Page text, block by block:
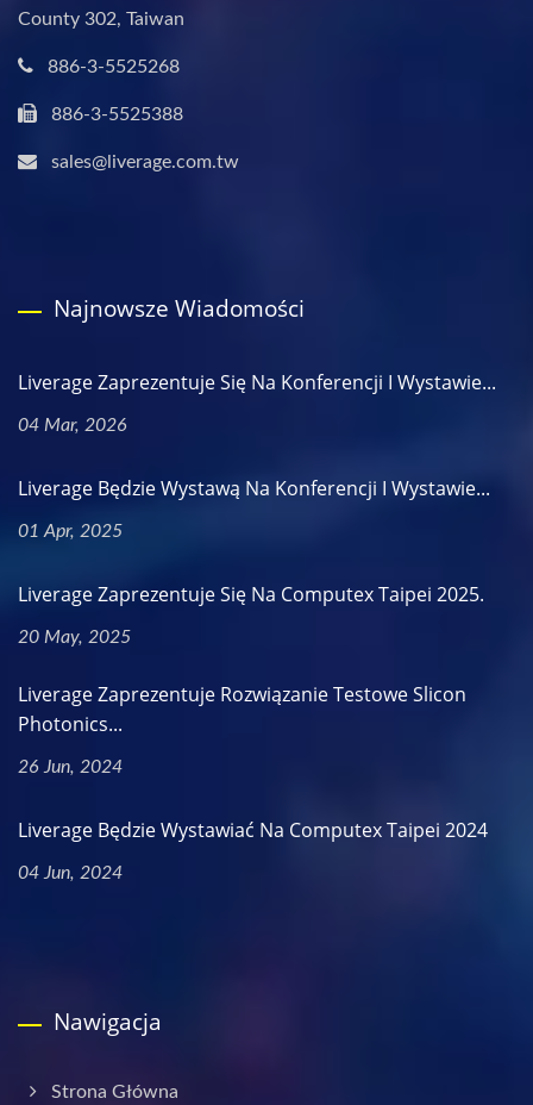
County 302, Taiwan
886-3-5525268
886-3-5525388
sales@liverage.com.tw
Najnowsze Wiadomości
Liverage Zaprezentuje Się Na Konferencji I Wystawie...
04 Mar, 2026
Liverage Będzie Wystawą Na Konferencji I Wystawie...
01 Apr, 2025
Liverage Zaprezentuje Się Na Computex Taipei 2025.
20 May, 2025
Liverage Zaprezentuje Rozwiązanie Testowe Slicon
Photonics...
26 Jun, 2024
Liverage Będzie Wystawiać Na Computex Taipei 2024
04 Jun, 2024
Nawigacja
Strona Główna